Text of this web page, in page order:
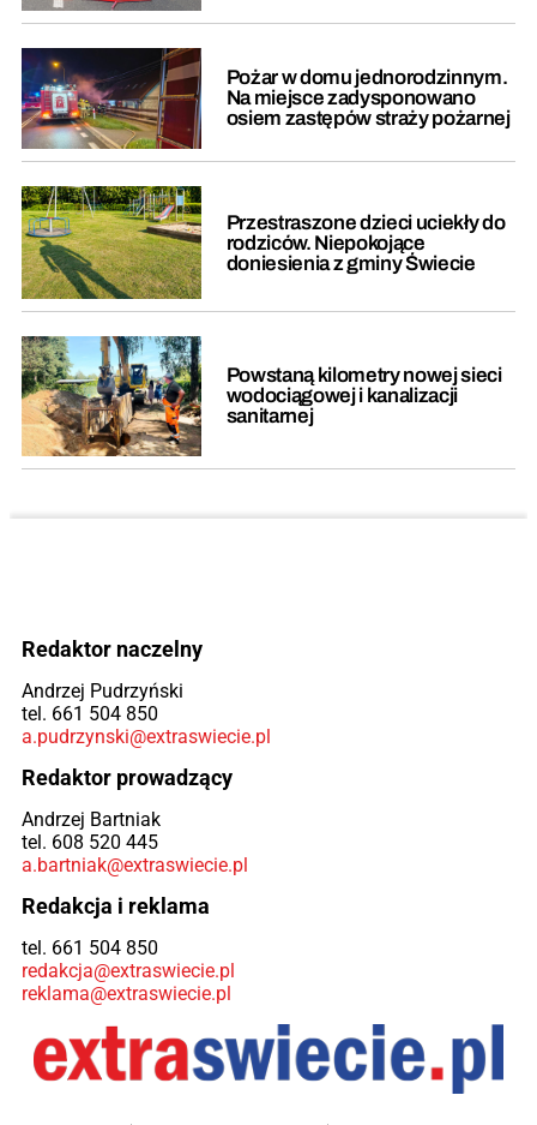
Pożar w domu jednorodzinnym.
Na miejsce zadysponowano
osiem zastępów straży pożarnej
Przestraszone dzieci uciekły do
rodziców. Niepokojące
doniesienia z gminy Świecie
Powstaną kilometry nowej sieci
wodociągowej i kanalizacji
sanitarnej
Redaktor naczelny
Andrzej Pudrzyński
tel. 661 504 850
a.pudrzynski@extraswiecie.pl
Redaktor prowadzący
Andrzej Bartniak
tel. 608 520 445
a.bartniak@extraswiecie.pl
Redakcja i reklama
tel. 661 504 850
redakcja@extraswiecie.pl
reklama@extraswiecie.pl